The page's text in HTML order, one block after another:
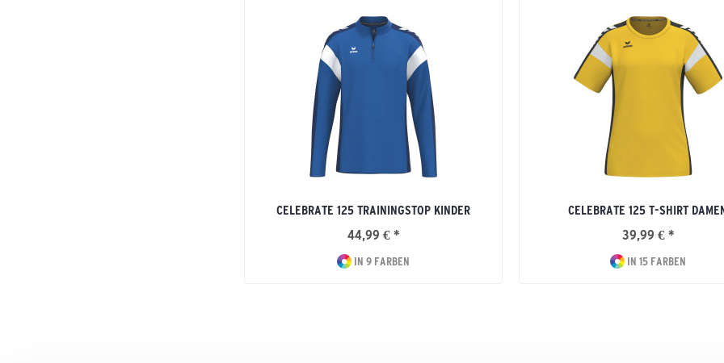
CELEBRATE 125 TRAININGSTOP KINDER
44,99 € *
IN 9 FARBEN
CELEBRATE 125 T-SHIRT
39,99 € *
IN 15 FARBEN